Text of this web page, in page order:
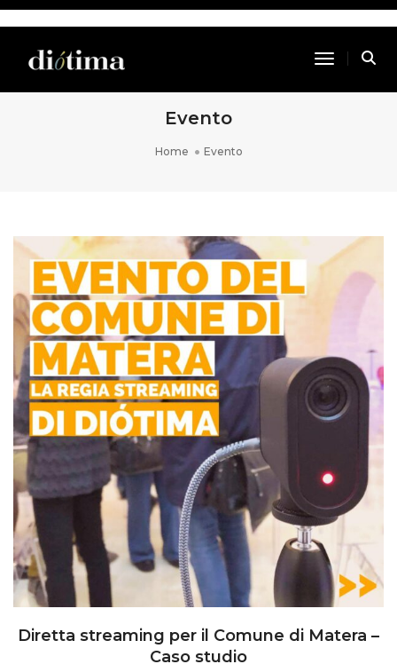
Toggle
Evento
Home Evento
Diretta streaming per il Comune di Matera –
Caso studio